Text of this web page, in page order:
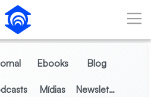
Ebooks Blog
Mídias Newsletter